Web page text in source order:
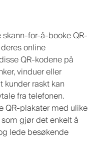
for-å-booke QR-
online
QR-kodene på
vinduer eller
raskt kan
fra telefonen.
QR-plakater med ulike
gjør det enkelt å
lede besøkende